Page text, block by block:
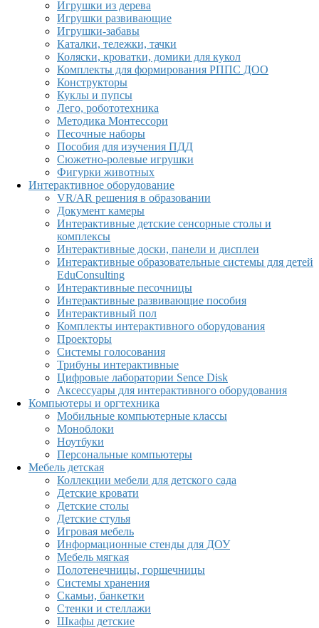
Игрушки из дерева
Игрушки развивающие
Игрушки-забавы
Каталки, тележки, тачки
Коляски, кроватки, домики для кукол
Комплекты для формирования РППС ДОО
Конструкторы
Куклы и пупсы
Лего, робототехника
Методика Монтессори
Песочные наборы
Пособия для изучения ПДД
Сюжетно-ролевые игрушки
Фигурки животных
Интерактивное оборудование
VR/AR решения в образовании
Документ камеры
Интерактивные детские сенсорные столы и
комплексы
Интерактивные доски, панели и дисплеи
Интерактивные образовательные системы для детей
EduConsulting
Интерактивные песочницы
Интерактивные развивающие пособия
Интерактивный пол
Комплекты интерактивного оборудования
Проекторы
Системы голосования
Трибуны интерактивные
Цифровые лаборатории Sence Disk
Аксессуары для интерактивного оборудования
Компьютеры и оргтехника
Мобильные компьютерные классы
Моноблоки
Ноутбуки
Персональные компьютеры
Мебель детская
Коллекции мебели для детского сада
Детские кровати
Детские столы
Детские стулья
Игровая мебель
Информационные стенды для ДОУ
Мебель мягкая
Полотенечницы, горшечницы
Системы хранения
Скамьи, банкетки
Стенки и стеллажи
Шкафы детские